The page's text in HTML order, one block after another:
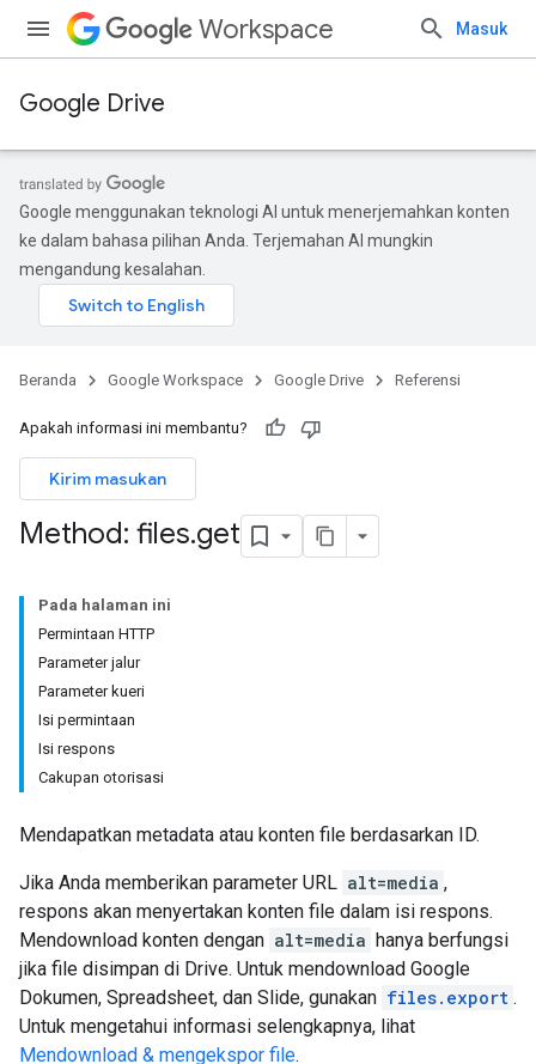
Workspace Masuk
Google Drive
Google menggunakan teknologi AI untuk menerjemahkan konten
ke dalam bahasa pilihan Anda. Terjemahan AI mungkin
mengandung kesalahan.
Beranda Google Workspace Google Drive Referensi
Apakah informasi ini membantu?
Kirim masukan
Method: files.get
Pada halaman ini
Permintaan HTTP
Parameter jalur
Parameter kueri
Isi permintaan
Isi respons
Cakupan otorisasi
Mendapatkan metadata atau konten file berdasarkan ID.
Jika Anda memberikan parameter URL alt=media ,
respons akan menyertakan konten file dalam isi respons.
Mendownload konten dengan alt=media hanya berfungsi
jika file disimpan di Drive. Untuk mendownload Google
Dokumen, Spreadsheet, dan Slide, gunakan files.export .
Untuk mengetahui informasi selengkapnya, lihat
Mendownload & mengekspor file.